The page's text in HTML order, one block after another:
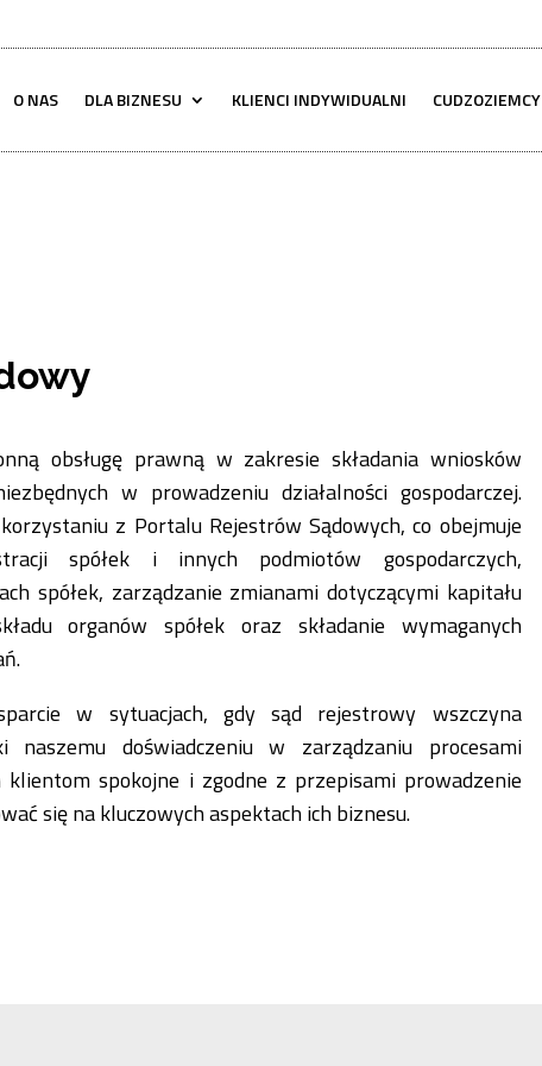
O NAS DLA BIZNESU KLIENCI INDYWIDUALNI CUDZOZIEMCY
obsługę prawną w zakresie składania wniosków
w prowadzeniu działalności gospodarczej.
z Portalu Rejestrów Sądowych, co obejmuje
spółek i innych podmiotów gospodarczych,
spółek, zarządzanie zmianami dotyczącymi kapitału
organów spółek oraz składanie wymaganych
w sytuacjach, gdy sąd rejestrowy wszczyna
naszemu doświadczeniu w zarządzaniu procesami
spokojne i zgodne z przepisami prowadzenie
się na kluczowych aspektach ich biznesu.